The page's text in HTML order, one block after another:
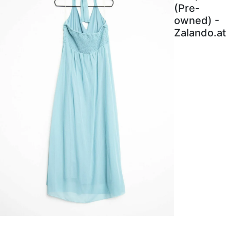
(Pre-
owned) -
Zalando.at